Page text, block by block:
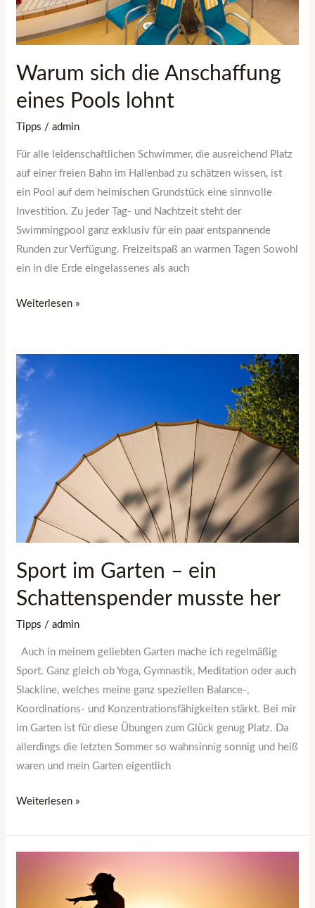
Warum sich die Anschaffung
eines Pools lohnt
Tipps /admin
Für alle leidenschaftlichen Schwimmer, die ausreichend Platz
auf einer freien Bahn im Hallenbad zu schätzen wissen, ist
ein Pool auf dem heimischen Grundstück eine sinnvolle
Investition. Zu jeder Tag- und Nachtzeit steht der
Swimmingpool ganz exklusiv für ein paar entspannende
Runden zur Verfügung. Freizeitspaß an warmen Tagen Sowohl
ein in die Erde eingelassenes als auch
Weiterlesen »
Sport im Garten – ein
Schattenspender musste her
Tipps /admin
Auch in meinem geliebten Garten mache ich regelmäßig
Sport. Ganz gleich ob Yoga, Gymnastik, Meditation oder auch
Slackline, welches meine ganz speziellen Balance-,
Koordinations- und Konzentrationsfähigkeiten stärkt. Bei mir
im Garten ist für diese Übungen zum Glück genug Platz. Da
allerdings die letzten Sommer so wahnsinnig sonnig und heiß
waren und mein Garten eigentlich
Sport
im
Garten
–
ein
Schattenspender
Weiterlesen »
Schwimmen: